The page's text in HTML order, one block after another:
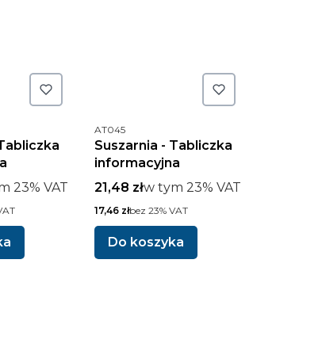
%s VAT
23% VAT
Kod produktu
AT045
Suszarnia - Tabliczka
informacyjna
Cena brutto
21,48 złw tym %s VAT
w tym 23% VAT
Cena netto
17,46 złbez 23% VAT
Do koszyka